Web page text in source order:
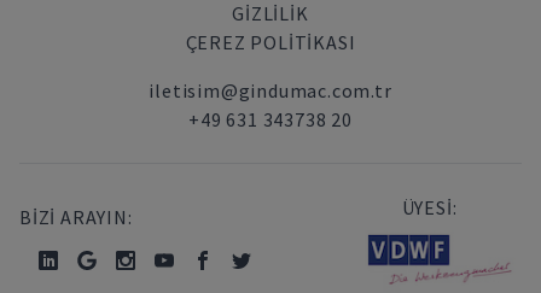
GİZLİLİK
ÇEREZ POLITIKASI
iletisim@gindumac.com.tr
+49 631 343738 20
BİZİ ARAYIN: ÜYESİ: